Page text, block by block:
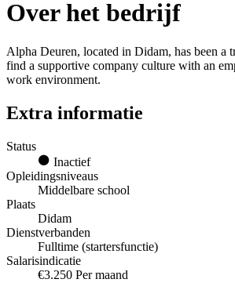
Over het bedrijf
Alpha Deuren, located in Didam, has been
find a supportive company culture with an
work environment.
Extra informatie
Status
Inactief
Opleidingsniveaus
Middelbare school
Plaats
Didam
Dienstverbanden
Fulltime (startersfunctie)
Salarisindicatie
€3.250 Per maand